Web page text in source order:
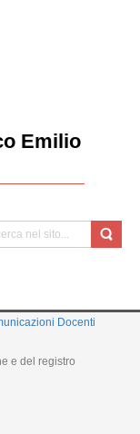
Emilio
Docenti
e del registro